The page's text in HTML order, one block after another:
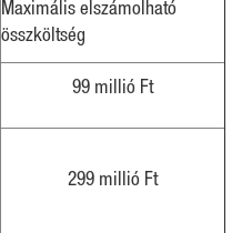
Maximális elszámolható
összköltség
99 millió Ft
299 millió Ft